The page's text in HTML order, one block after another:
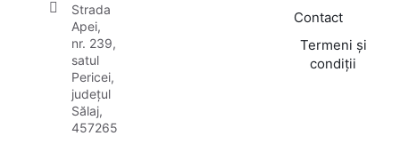
Strada
Apei,
nr. 239,
satul
Pericei,
județul
Sălaj,
457265
Contact
Termeni și
condiții